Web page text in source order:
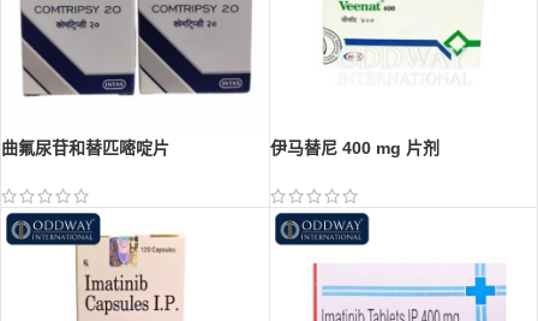
曲氟尿苷和替匹嘧啶片 伊马替尼 400 mg 片剂